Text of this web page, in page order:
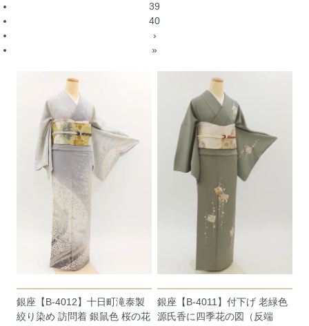
39
40
›
»
銀座【B-4012】十日町滝泰製
絞り染め 訪問着 銀鼠色 桜の花
銀座【B-4011】付下げ 老緑色
源氏香に四季花の図（反端